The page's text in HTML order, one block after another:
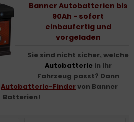
Banner Autobatterien bis
90Ah - sofort
einbaufertig und
vorgeladen
Sie sind nicht sicher, welche
Autobatterie in Ihr
Fahrzeug passt? Dann
Autobatterie-Findervon Banner
Batterien!